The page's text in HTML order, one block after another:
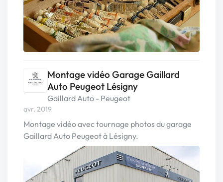
Montage vidéo Garage Gaillard
Auto Peugeot Lésigny
Gaillard Auto - Peugeot
avr. 2019
Montage vidéo avec tournage photos du garage
Gaillard Auto Peugeot à Lésigny.